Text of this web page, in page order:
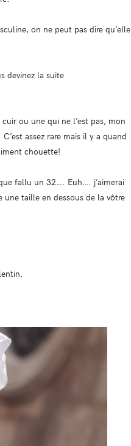
on ne peut pas dire qu’elle
devinez la suite
ou une qui ne l’est pas, mon
assez rare mais il y a quand
chouette!
fallu un 32…. Euh…. j’aimerai
taille en dessous de la vôtre